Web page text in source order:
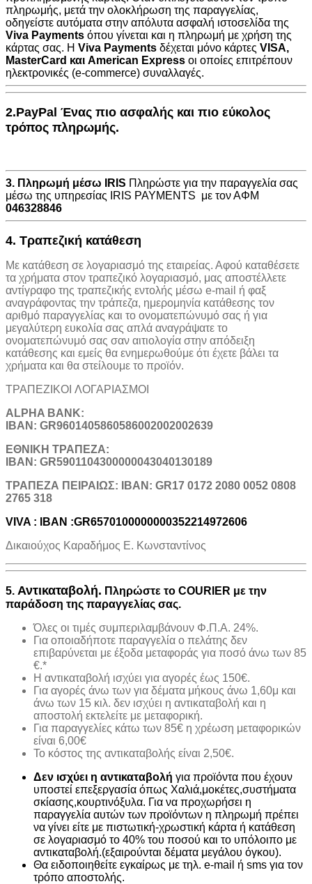
πληρωμής, μετά την ολοκλήρωση της παραγγελίας,
οδηγείστε αυτόματα στην απόλυτα ασφαλή ιστοσελίδα της
Viva Payments όπου γίνεται και η πληρωμή με χρήση της
κάρτας σας. Η Viva Payments δέχεται μόνο κάρτες VISA,
MasterCard και American Express οι οποίες επιτρέπουν
ηλεκτρονικές (e-commerce) συναλλαγές.
2.PayPal Ένας πιο ασφαλής και πιο εύκολος
τρόπος πληρωμής.
3. Πληρωμή μέσω IRIS Πληρώστε για την παραγγελία σας
μέσω της υπηρεσίας IRIS PAYMENTS με τον ΑΦΜ
046328846
4. Τραπεζική κατάθεση
Με κατάθεση σε λογαριασμό της εταιρείας. Αφού καταθέσετε
τα χρήματα στον τραπεζικό λογαριασμό, μας αποστέλλετε
αντίγραφο της τραπεζικής εντολής μέσω e-mail ή φαξ
αναγράφοντας την τράπεζα, ημερομηνία κατάθεσης τον
αριθμό παραγγελίας και το ονοματεπώνυμό σας ή για
μεγαλύτερη ευκολία σας απλά αναγράψατε το
ονοματεπώνυμό σας σαν αιτιολογία στην απόδειξη
κατάθεσης και εμείς θα ενημερωθούμε ότι έχετε βάλει τα
χρήματα και θα στείλουμε το προϊόν.
ΤΡΑΠΕΖΙΚOI ΛΟΓΑΡΙΑΣΜΟΙ
ALPHA BANK:
IBAN: GR9601405860586002002002639
ΕΘΝΙΚΗ ΤΡΑΠΕΖΑ:
IBAN: GR5901104300000043040130189
TΡΑΠΕΖΑ ΠΕΙΡΑΙΩΣ: IBAN: GR17 0172 2080 0052 0808
2765 318
VIVA : IBAN :GR6570100000000352214972606
Δικαιούχος Καραδήμος Ε. Κωνσταντίνος
5. Αντικαταβολή. Πληρώστε το COURIER με την
παράδοση της παραγγελίας σας.
Όλες οι τιμές συμπεριλαμβάνουν Φ.Π.Α. 24%.
Για οποιαδήποτε παραγγελία ο πελάτης δεν
επιβαρύνεται με έξοδα μεταφοράς για ποσό άνω των 85
€.*
H αντικαταβολή ισχύει για αγορές έως 150€.
Για αγορές άνω των για δέματα μήκους άνω 1,60μ και
άνω των 15 κιλ. δεν ισχύει η αντικαταβολή και η
αποστολή εκτελείτε με μεταφορική.
Για παραγγελίες κάτω των 85€ η χρέωση μεταφορικών
είναι 6,00€
Το κόστος της αντικαταβολής είναι 2,50€.
Δεν ισχύει η αντικαταβολή για προϊόντα που έχουν
υποστεί επεξεργασία όπως Χαλιά,μοκέτες,συστήματα
σκίασης,κουρτινόξυλα. Για να προχωρήσει η
παραγγελία αυτών των προϊόντων η πληρωμή πρέπει
να γίνει είτε με πιστωτική-χρωστική κάρτα ή κατάθεση
σε λογαριασμό το 40% του ποσού και το υπόλοιπο με
αντικαταβολή.(εξαιρούνται δέματα μεγάλου όγκου).
Θα ειδοποιηθείτε εγκαίρως με τηλ. e-mail ή sms για τον
τρόπο αποστολής.